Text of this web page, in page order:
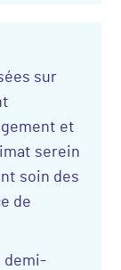
sur
et
serein
soin des
de
demi-